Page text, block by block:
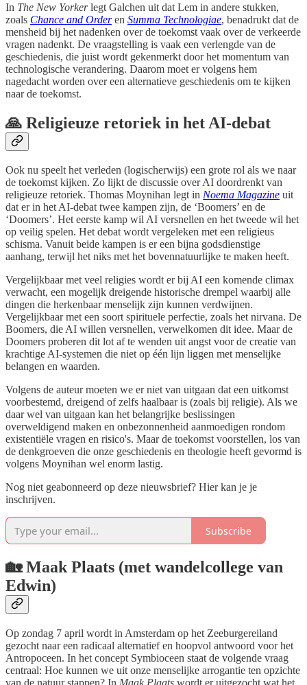
In The New Yorkerlegt Galchen uit dat Lem in andere stukken,
zoals Chance and Orderen Summa Technologiae, benadrukt dat de
mensheid bij het nadenken over de toekomst vaak over de verkeerde
vragen nadenkt. De vraagstelling is vaak een verlengde van de
geschiedenis, die juist wordt gekenmerkt door het momentum van
technologische verandering. Daarom moet er volgens hem
nagedacht worden over een alternatieve geschiedenis om te kijken
naar de toekomst.
🙏 Religieuze retoriek in het AI-debat
Ook nu speelt het verleden (logischerwijs) een grote rol als we naar
de toekomst kijken. Zo lijkt de discussie over AI doordrenkt van
religieuze retoriek. Thomas Moynihan legt in Noema Magazine uit
dat er in het AI-debat twee kampen zijn, de ‘Boomers’ en de
‘Doomers’. Het eerste kamp wil AI versnellen en het tweede wil het
op veilig spelen. Het debat wordt vergeleken met een religieus
schisma. Vanuit beide kampen is er een bijna godsdienstige
aanhang, terwijl het niks met het bovennatuurlijke te maken heeft.
Vergelijkbaar met veel religies wordt er bij AI een komende climax
verwacht, een mogelijk dreigende historische drempel waarbij alle
dingen die herkenbaar menselijk zijn kunnen verdwijnen.
Vergelijkbaar met een soort spirituele perfectie, zoals het nirvana. De
Boomers, die AI willen versnellen, verwelkomen dit idee. Maar de
Doomers proberen dit lot af te wenden uit angst voor de creatie van
krachtige AI-systemen die niet op één lijn liggen met menselijke
belangen en waarden.
Volgens de auteur moeten we er niet van uitgaan dat een uitkomst
voorbestemd, dreigend of zelfs haalbaar is (zoals bij religie). Als we
daar wel van uitgaan kan het belangrijke beslissingen
overweldigend maken en onbezonnenheid aanmoedigen rondom
existentiële vragen en risico's. Maar de toekomst voorstellen, los van
de denkgroeven die onze geschiedenis en theologie heeft gevormd is
volgens Moynihan wel enorm lastig.
Nog niet geabonneerd op deze nieuwsbrief? Hier kan je je
inschrijven.
Subscribe
🏡 Maak Plaats (met wandelcollege van
Edwin)
Op zondag 7 april wordt in Amsterdam op het Zeeburgereiland
gezocht naar een radicaal alternatief en hoopvol antwoord voor het
Antropoceen. In het concept Symbioceen staat de volgende vraag
centraal: Hoe kunnen we uit onze menselijke arrogantie ten opzichte